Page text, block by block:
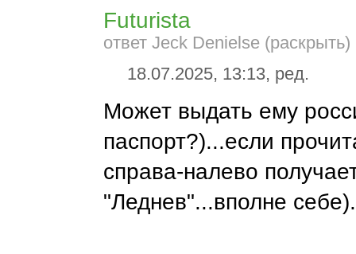
Futurista
ответ Jeck Denielse (раскрыть)
18.07.2025, 13:13, ред.
Может выдать ему
паспорт?)...если
справа-налево
"Леднев"...вполне